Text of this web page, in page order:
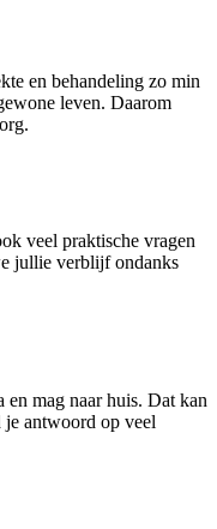
en behandeling zo min
leven. Daarom
veel praktische vragen
jullie verblijf ondanks
en mag naar huis. Dat kan
je antwoord op veel